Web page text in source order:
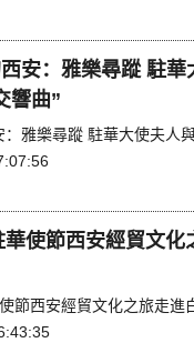
安：雅樂尋蹤 駐
響曲”
：雅樂尋蹤 駐華大使夫人
使節西安經貿文化
節西安經貿文化之旅走進